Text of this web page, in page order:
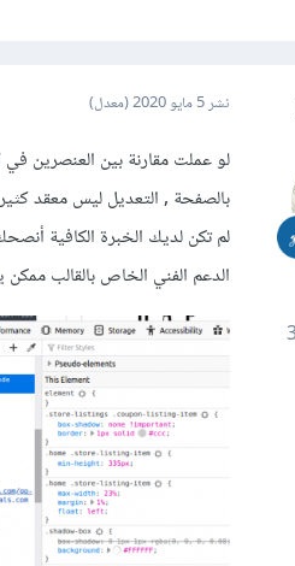
نشر5 مايو 2020 (معدل)
بالصفحة , التعديل ليس معقد
الدعم الفني الخاص بالقالب